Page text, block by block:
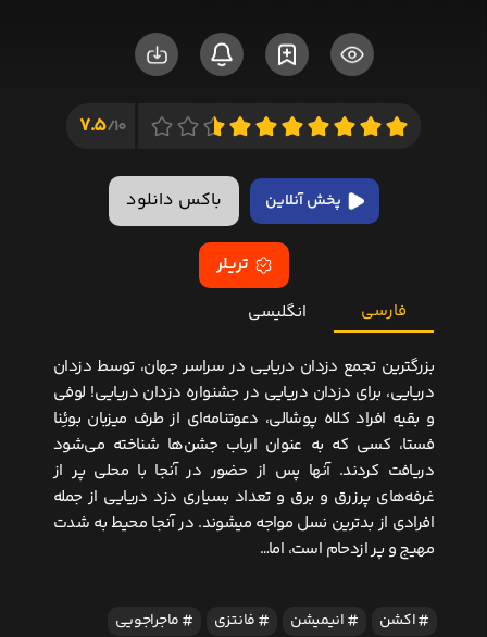
10/
7.5
پخش آنلاین باکس دانلود
تریلر
فارسی انگلیسی
بزرگترین تجمع دزدان دریایی در سراسر جهان، توسط دزدان
دریایی، برای دزدان دریایی در جشنواره دزدان دریایی! لوفی
و بقیه افراد کلاه پوشالی، دعوتنامه‌ای از طرف میزبان بوئِنا
فستا، کسی که به عنوان ارباب جشن‌ها شناخته‌ می‌شود
دریافت کردند. آنها پس از حضور در آنجا با محلی پر از
غرفه‌های پرزرق و برق و تعداد بسیاری دزد دریایی از جمله
افرادی از بدترین نسل مواجه میشوند. در آنجا محیط به شدت
مهیج و پر ازدحام است، اما…
اکشن انیمیشن فانتزی ماجراجویی